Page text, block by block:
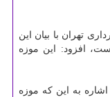
تهران با بیان این
كرده است، افزود: این موزه
به این كه موزه